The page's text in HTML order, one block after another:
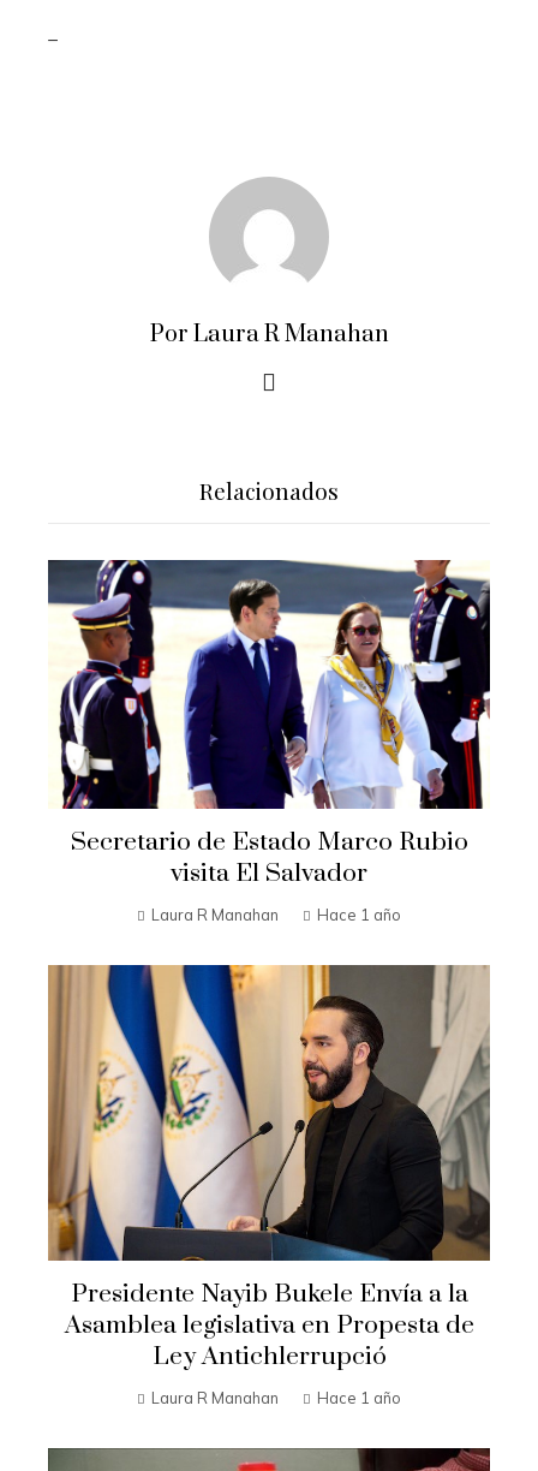
Por Laura R Manahan
Relacionados
Secretario de Estado Marco Rubio
visita El Salvador
Laura R Manahan Hace 1 año
Presidente Nayib Bukele Envía a la
Asamblea legislativa en Propesta de
Ley Antichlerrupció
Laura R Manahan Hace 1 año